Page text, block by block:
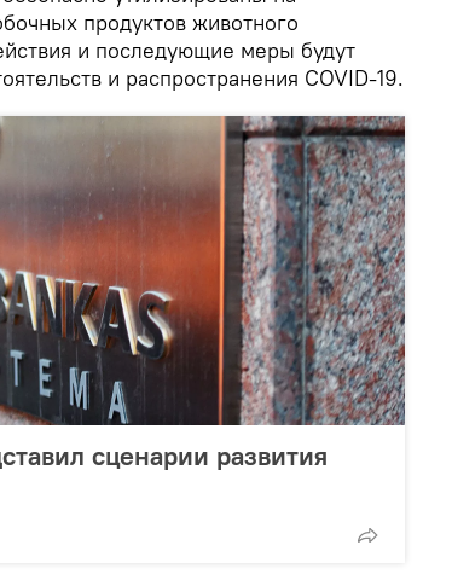
продуктов животного
и последующие меры будут
и распространения COVID-19.
сценарии развития